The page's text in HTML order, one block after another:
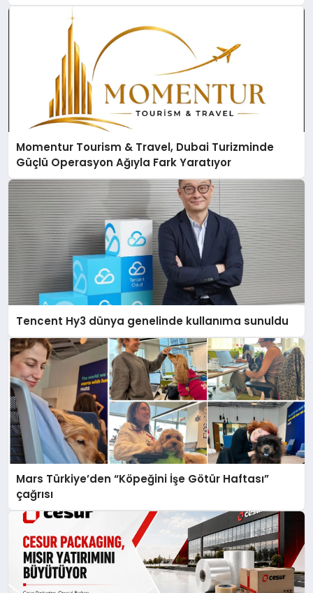
Momentur Tourism & Travel, Dubai Turizminde
Güçlü Operasyon Ağıyla Fark Yaratıyor
Tencent Hy3 dünya genelinde kullanıma sunuldu
Mars Türkiye’den “Köpeğini İşe Götür Haftası”
çağrısı